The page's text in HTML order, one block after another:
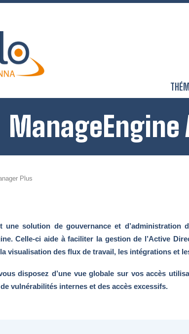
ManageEngine
Plus
une solution de gouvernance et d’administration
Celle-ci aide à faciliter la gestion de l’Active
visualisation des flux de travail, les intégrations et
disposez d’une vue globale sur vos accès
vulnérabilités internes et des accès excessifs.